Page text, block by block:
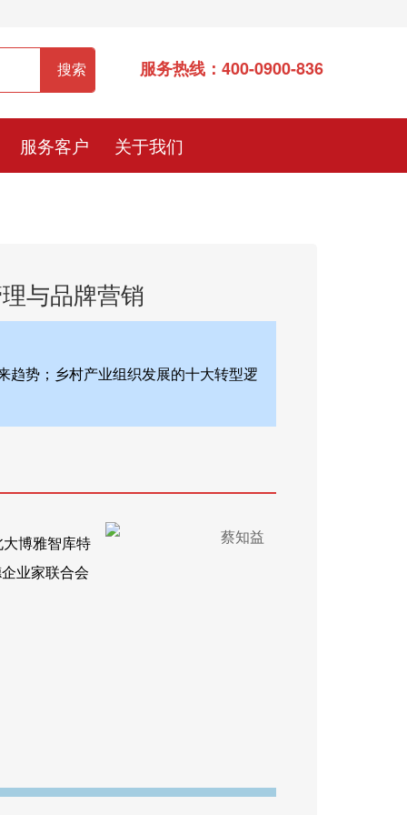
服务热线：400-0900-836
服务客户 关于我们
与品牌营销
趋势；乡村产业组织发展的十大转型逻
博雅智库特
业家联合会